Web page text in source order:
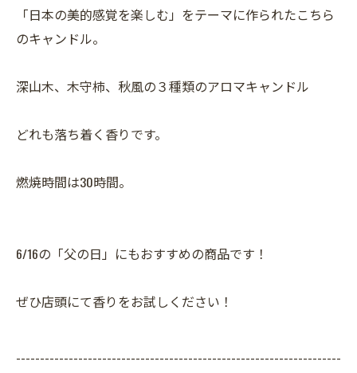
「日本の美的感覚を楽しむ」をテーマに作られたこちら
のキャンドル。
深山木、木守柿、秋風の３種類のアロマキャンドル
どれも落ち着く香りです。
燃焼時間は30時間。
6/16の「父の日」にもおすすめの商品です！
ぜひ店頭にて香りをお試しください！
--------------------------------------------------------------------